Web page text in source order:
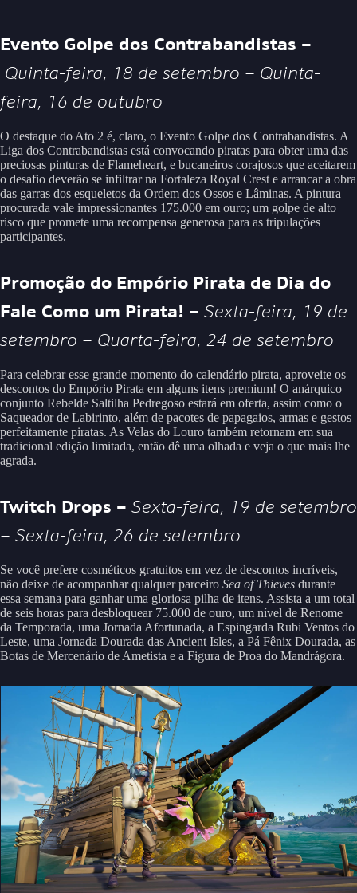
Evento Golpe dos Contrabandistas –
Quinta-feira, 18 de setembro – Quinta-
feira, 16 de outubro
O destaque do Ato 2 é, claro, o Evento Golpe dos Contrabandistas. A
Liga dos Contrabandistas está convocando piratas para obter uma das
preciosas pinturas de Flameheart, e bucaneiros corajosos que aceitarem
o desafio deverão se infiltrar na Fortaleza Royal Crest e arrancar a obra
das garras dos esqueletos da Ordem dos Ossos e Lâminas. A pintura
procurada vale impressionantes 175.000 em ouro; um golpe de alto
risco que promete uma recompensa generosa para as tripulações
participantes.
Promoção do Empório Pirata de Dia do
Fale Como um Pirata! – Sexta-feira, 19 de
setembro – Quarta-feira, 24 de setembro
Para celebrar esse grande momento do calendário pirata, aproveite os
descontos do Empório Pirata em alguns itens premium! O anárquico
conjunto Rebelde Saltilha Pedregoso estará em oferta, assim como o
Saqueador de Labirinto, além de pacotes de papagaios, armas e gestos
perfeitamente piratas. As Velas do Louro também retornam em sua
tradicional edição limitada, então dê uma olhada e veja o que mais lhe
agrada.
Twitch Drops – Sexta-feira, 19 de setembro
– Sexta-feira, 26 de setembro
Se você prefere cosméticos gratuitos em vez de descontos incríveis,
não deixe de acompanhar qualquer parceiro Sea of Thieves durante
essa semana para ganhar uma gloriosa pilha de itens. Assista a um total
de seis horas para desbloquear 75.000 de ouro, um nível de Renome
da Temporada, uma Jornada Afortunada, a Espingarda Rubi Ventos do
Leste, uma Jornada Dourada das Ancient Isles, a Pá Fênix Dourada, as
Botas de Mercenário de Ametista e a Figura de Proa do Mandrágora.